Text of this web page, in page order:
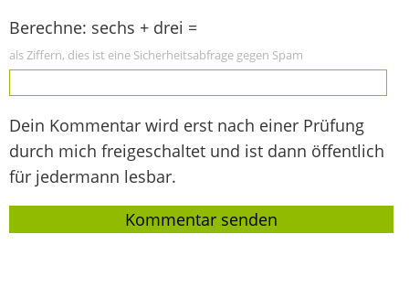
Berechne: sechs + drei =
als Ziffern, dies ist eine Sicherheitsabfrage gegen Spam
Dein Kommentar wird erst nach einer Prüfung
durch mich freigeschaltet und ist dann öffentlich
für jedermann lesbar.